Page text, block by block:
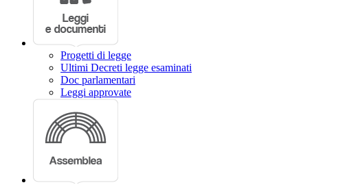
Progetti di legge
Ultimi Decreti legge esaminati
Doc parlamentari
Leggi approvate